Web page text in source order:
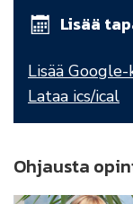
Lisää
Lisää
Lataa ics/ical
Ohjausta